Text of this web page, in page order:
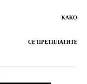
КАКО
СЕ ПРЕТПЛАТИТЕ